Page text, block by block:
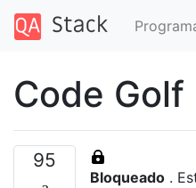
Code
95
Bloqueado .